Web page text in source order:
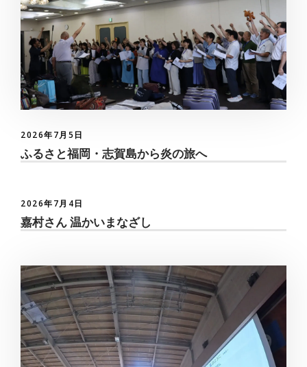
2026年7月5日
ふるさと福岡・志賀島から炎の旅へ
2026年7月4日
嘉村さん 温かいまなざし